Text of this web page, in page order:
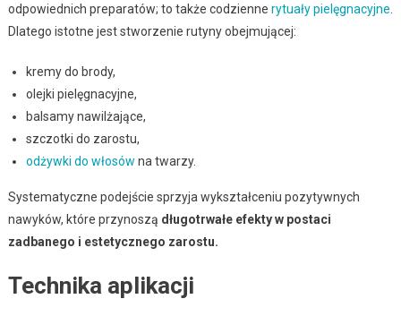
odpowiednich preparatów; to także codzienne rytuały pielęgnacyjne
Dlatego istotne jest stworzenie rutyny obejmującej:
kremy do brody,
olejki pielęgnacyjne,
balsamy nawilżające,
szczotki do zarostu,
odżywki do włosów na twarzy.
Systematyczne podejście sprzyja wykształceniu pozytywnych
nawyków, które przynoszą długotrwałe efekty w postaci
zadbanego i estetycznego zarostu.
Technika aplikacji